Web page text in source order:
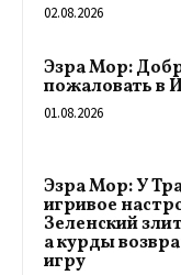
02.08.2026
Эзра Мор:
пожаловать в
01.08.2026
Эзра Мор: У
игривое
Зеленский
а курды
игру